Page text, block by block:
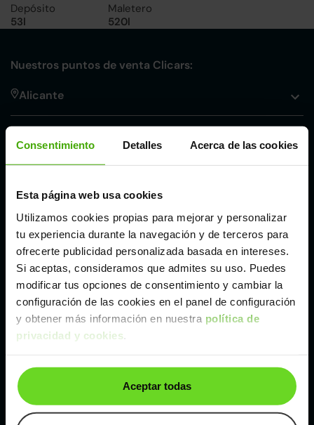
Consentimiento Detalles Acerca de las cookies
Esta página web usa cookies
Utilizamos cookies propias para mejorar y personalizar
tu experiencia durante la navegación y de terceros para
ofrecerte publicidad personalizada basada en intereses.
Si aceptas, consideramos que admites su uso. Puedes
modificar tus opciones de consentimiento y cambiar la
configuración de las cookies en el panel de configuración
y obtener más información en nuestra política de
privacidad y cookies
Aceptar todas
Depósito
53l
Maletero
520l
Nuestros puntos de venta Clicars:
Alicante
Córdoba
Málaga
Valencia
Zaragoza
ocasión
Peugeot 3008 SUV de segunda mano y ocasión